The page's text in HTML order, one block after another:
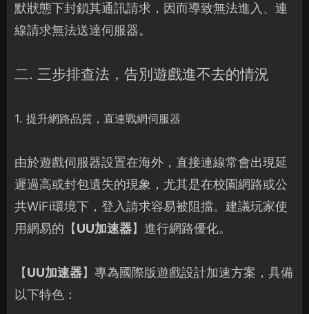
默狀態下封鎖其通訊請求，因而導致無法進入、連
線請求無法送達伺服器。
二. 三步排查法，告別遊戲進不去的情況
1. 提升網路品質，直連戰網伺服器
由於遊戲伺服器設置在海外，直接連線常會出現延
遲過高或封包遺失的現象，尤其是在校園網路或公
共WiFi環境下，登入請求容易被阻擋。建議玩家使
用網易的【UU加速器】進行網路優化。
【UU加速器】專為國際版遊戲設計加速方案，具備
以下特色：